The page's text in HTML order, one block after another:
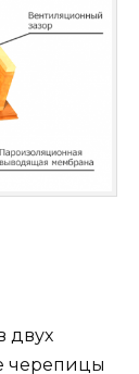
двух
черепицы